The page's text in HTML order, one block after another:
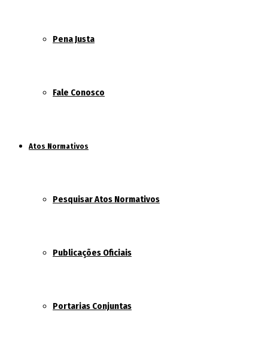
Pena Justa
Fale Conosco
Atos Normativos
Pesquisar Atos Normativos
Publicações Oficiais
Portarias Conjuntas